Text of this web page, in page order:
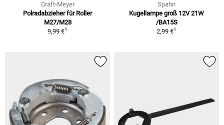
Craft-Meyer
Polradabzieher für Roller
M27/M28
9,99 €1
Spahn
Kugellampe groß 12V 21W
/BA15S
2,99 €1